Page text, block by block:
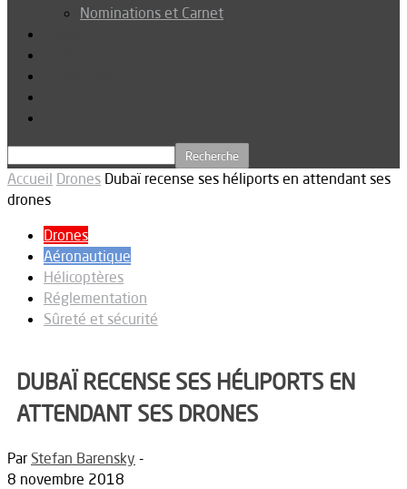
Nominations et Carnet
Accueil Drones Dubaï recense ses héliports en attendant ses
drones
Drones
Aéronautique
Hélicoptères
Réglementation
Sûreté et sécurité
DUBAÏ RECENSE SES HÉLIPORTS EN
ATTENDANT SES DRONES
Par Stefan Barensky -
8 novembre 2018